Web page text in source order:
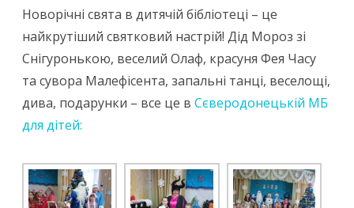
Новорічні свята в дитячій бібліотеці – це
найкрутіший святковий настрій! Дід Мороз зі
Снігуронькою, веселий Олаф, красуня Фея Часу
та сувора Малефісента, запальні танці, веселощі,
дива, подарунки – все це в Сєверодонецькій МБ
для дітей: